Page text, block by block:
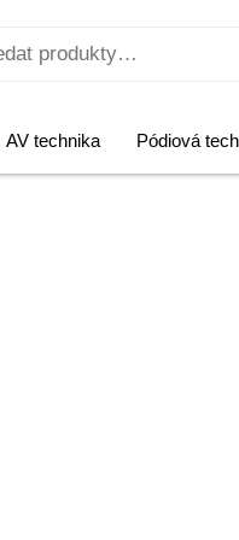
AV technika Pódiová